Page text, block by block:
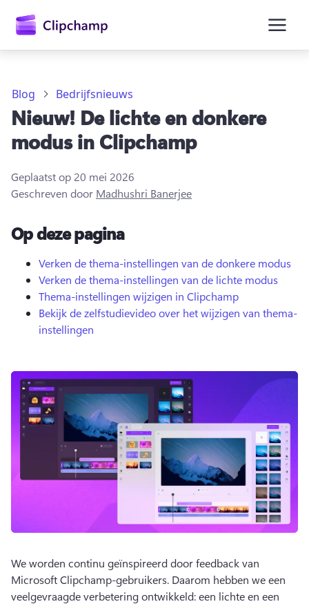
Aanmelden
Gratis uitproberen
Blog Bedrijfsnieuws
Nieuw! De lichte en donkere
modus in Clipchamp
Geplaatst op 20 mei 2026
Geschreven door Madhushri Banerjee
Op deze pagina
Verken de thema-instellingen van de donkere modus
Verken de thema-instellingen van de lichte modus
Thema-instellingen wijzigen in Clipchamp
Bekijk de zelfstudievideo over het wijzigen van thema-
instellingen
We worden continu geïnspireerd door feedback van
Microsoft Clipchamp-gebruikers. Daarom hebben we een
veelgevraagde verbetering ontwikkeld: een lichte en een